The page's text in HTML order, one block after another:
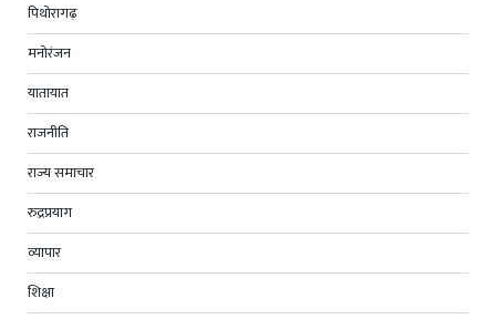
पिथोरागढ़
मनोरंजन
यातायात
राजनीति
राज्य समाचार
रुद्रप्रयाग
व्यापार
शिक्षा